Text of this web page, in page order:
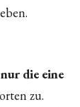
die eine
zu.